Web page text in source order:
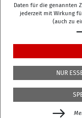
dza-berlin
+49 (0)30 -
+49 (0)30 -
Manfred-von-
Daten für die genannten
jederzeit mit Wirkung
(auch zu
NUR